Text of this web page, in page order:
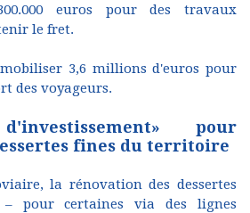
euros pour des travaux
le fret.
3,6 millions d'euros pour
des voyageurs.
pour
fines du territoire
la rénovation des dessertes
pour certaines via des lignes